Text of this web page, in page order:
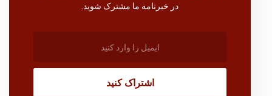
در خبرنامه ما مشترک شوید.
اشتراک کنید